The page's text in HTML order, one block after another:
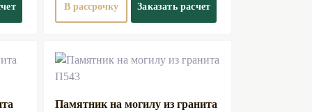
В рассрочку Заказать расчет
Памятник на могилу из гранита